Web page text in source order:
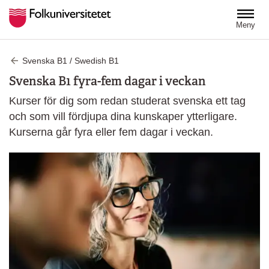
Meny
Svenska B1 / Swedish B1
Svenska B1 fyra-fem dagar i veckan
Kurser för dig som redan studerat svenska ett tag
och som vill fördjupa dina kunskaper ytterligare.
Kurserna går fyra eller fem dagar i veckan.